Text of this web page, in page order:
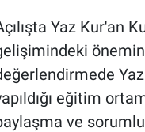
Yaz Kur'an
eğitim
ve